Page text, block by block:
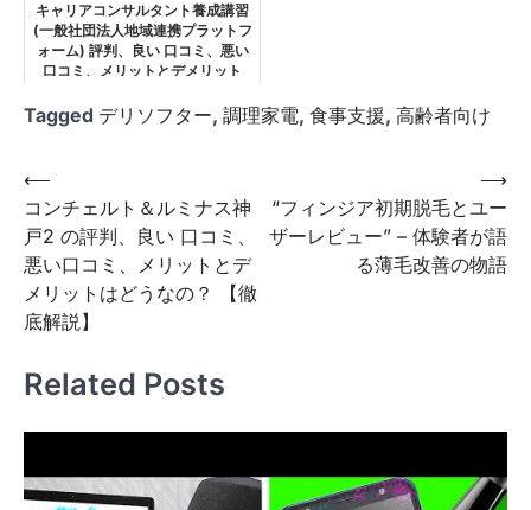
キャリアコンサルタント養成講習
(一般社団法人地域連携プラットフ
ォーム) 評判、良い 口コミ、悪い
口コミ、メリットとデメリット
Tagged デリソフター, 調理家電, 食事支援, 高齢者向け
投
稿
ナ
ビ
ゲ
ー
シ
ョ
ン
⟵
コンチェルト＆ルミナス神
戸2 の評判、良い 口コミ、
悪い口コミ、メリットとデ
メリットはどうなの？ 【徹
底解説】
“フィンジア初期脱毛とユー
ザーレビュー” – 体験者が語
る薄毛改善の物語
⟶
Related Posts